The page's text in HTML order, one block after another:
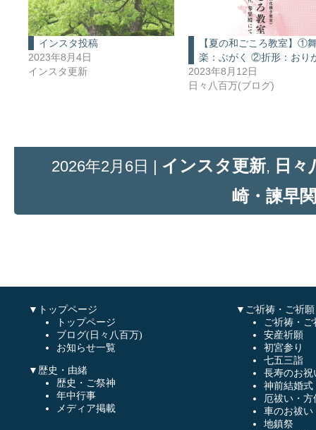
インスタ投稿
2023年8月4日
インスタ更新
【夏の和ごころ教室】①
楽：ぶがく ②折形：おり
2023年8月12日
日々八百万(ブログ)
2026年2月6日 | インスタ更新, 日々
崎・諫早
▼トップページ
トップページ
ブログ(日々八百万)
お知らせ一覧
▼歴史・由緒
歴史・ご祭神
年中行事
メディア掲載
▼ご祈祷・ご祈願
ご祈祷・
安産祈願
初宮参り
七五三詣
長寿のお祝
神前結婚式
厄祓い・方
車のお祓い
地鎮祭